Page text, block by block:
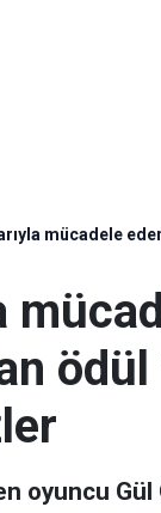
mücadele
Gül